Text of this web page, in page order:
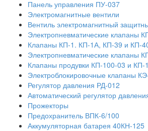
Панель управления ПУ-037
Электромагнитные вентили
Вентиль электромагнитный
Электропневматические клапаны
Клапаны КП-1. КП-1А, КП-39 и КП-
Электропневматические клапаны
Клапаны продувки КП-100-03 и КП-
Электроблокировочные клапаны
Регулятор давления РД-012
Автоматический регулятор
Прожекторы
Предохранитель ВПК-6/100
Аккумуляторная батарея 40КН-125